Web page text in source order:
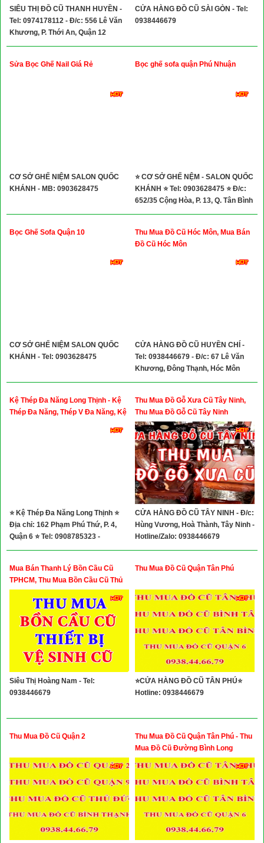
SIÊU THỊ ĐỒ CŨ THANH HUYỀN -
Tel: 0974178112 - Đ/c: 556 Lê Văn
Khương, P. Thới An, Quận 12
CỬA HÀNG ĐỒ CŨ SÀI GÒN - Tel:
0938446679
Sửa Bọc Ghế Nail Giá Rẻ
CƠ SỞ GHẾ NIỆM SALON QUỐC
KHÁNH - MB: 0903628475
Bọc ghế sofa quận Phú Nhuận
⭐ CƠ SỞ GHẾ NỆM - SALON QUỐC
KHÁNH ⭐ Tel: 0903628475 ⭐ Đ/c:
652/35 Cộng Hòa, P. 13, Q. Tân Bình
Bọc Ghế Sofa Quận 10
CƠ SỞ GHẾ NIỆM SALON QUỐC
KHÁNH - Tel: 0903628475
Thu Mua Đồ Cũ Hóc Môn, Mua Bán
Đồ Cũ Hóc Môn
CỬA HÀNG ĐỒ CŨ HUYỀN CHÍ -
Tel: 0938446679 - Đ/c: 67 Lê Văn
Khương, Đông Thạnh, Hóc Môn
Kệ Thép Đa Năng Long Thịnh - Kệ
Thép Đa Năng, Thép V Đa Năng, Kệ
⭐ Kệ Thép Đa Năng Long Thịnh ⭐
Địa chỉ: 162 Phạm Phú Thứ, P. 4,
Quận 6 ⭐ Tel: 0908785323 -
028.3967.6169
Thu Mua Đồ Gỗ Xưa Cũ Tây Ninh,
Thu Mua Đồ Gỗ Cũ Tây Ninh
CỬA HÀNG ĐỒ CŨ TÂY NINH - Đ/c:
Hùng Vương, Hoà Thành, Tây Ninh -
Hotline/Zalo: 0938446679
Mua Bán Thanh Lý Bồn Cầu Cũ
TPHCM, Thu Mua Bồn Cầu Cũ Thủ
Đức, Thu Mua Bồn Cầu Cũ Quận 9
Siêu Thị Hoàng Nam - Tel:
0938446679
Thu Mua Đồ Cũ Quận Tân Phú
⭐CỬA HÀNG ĐỒ CŨ TÂN PHÚ⭐
Hotline: 0938446679
Thu Mua Đồ Cũ Quận 2
Thu Mua Đồ Cũ Quận Tân Phú - Thu
Mua Đồ Cũ Đường Bình Long